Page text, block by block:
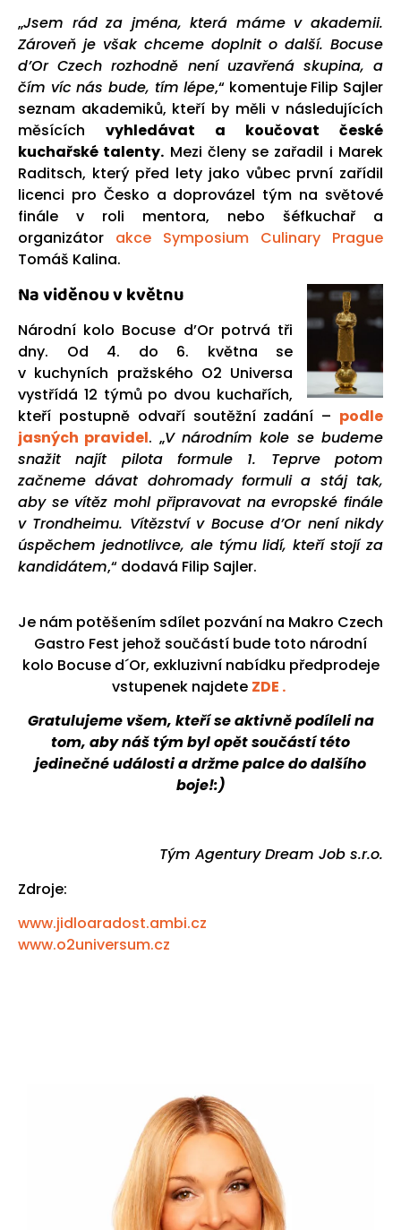
„Jsem rád za jména, která máme v akademii.
Zároveň je však chceme doplnit o další. Bocuse
d’Or Czech rozhodně není uzavřená skupina, a
čím víc nás bude, tím lépe,“ komentuje Filip Sajler
seznam akademiků, kteří by měli v následujících
měsících vyhledávat a koučovat české
kuchařské talenty. Mezi členy se zařadil i Marek
Raditsch, který před lety jako vůbec první zařídil
licenci pro Česko a doprovázel tým na světové
finále v roli mentora, nebo šéfkuchař a
organizátor akce Symposium Culinary Prague
Tomáš Kalina.
Na viděnou v květnu
Národní kolo Bocuse d’Or potrvá tři
dny. Od 4. do 6. května se
v kuchyních pražského O2 Universa
vystřídá 12 týmů po dvou kuchařích,
kteří postupně odvaří soutěžní zadání – podle
jasných pravidel. „V národním kole se budeme
snažit najít pilota formule 1. Teprve potom
začneme dávat dohromady formuli a stáj tak,
aby se vítěz mohl připravovat na evropské finále
v Trondheimu. Vítězství v Bocuse d’Or není nikdy
úspěchem jednotlivce, ale týmu lidí, kteří stojí za
kandidátem,“ dodavá Filip Sajler.
Je nám potěšením sdílet pozvání na Makro Czech
Gastro Fest jehož součástí bude toto národní
kolo Bocuse d´Or, exkluzivní nabídku předprodeje
vstupenek najdete ZDE .
Gratulujeme všem, kteří se aktivně podíleli na
tom, aby náš tým byl opět součástí této
jedinečné události a držme palce do dalšího
boje!:)
Tým Agentury Dream Job s.r.o.
Zdroje:
www.jidloaradost.ambi.cz
www.o2universum.cz